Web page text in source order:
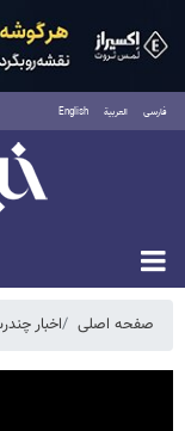
فارسی العربية English
صفحه اصلی اخبار